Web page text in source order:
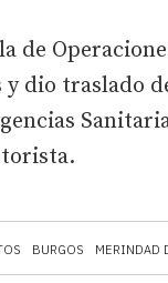
BURGOS MERINDAD
de
y dio traslado